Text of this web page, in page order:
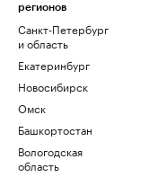
регионов
Санкт-Петербург
и область
Екатеринбург
Новосибирск
Омск
Башкортостан
Вологодская
область